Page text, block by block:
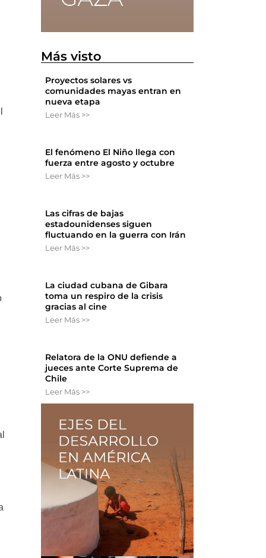
Más visto
Proyectos solares vs
comunidades mayas entran en
nueva etapa
Leer Más >>
El fenómeno El Niño llega con
fuerza entre agosto y octubre
Leer Más >>
Las cifras de bajas
estadounidenses siguen
fluctuando en la guerra con Irán
Leer Más >>
La ciudad cubana de Gibara
toma un respiro de la crisis
gracias al cine
Leer Más >>
Relatora de la ONU defiende a
jueces ante Corte Suprema de
Chile
Leer Más >>